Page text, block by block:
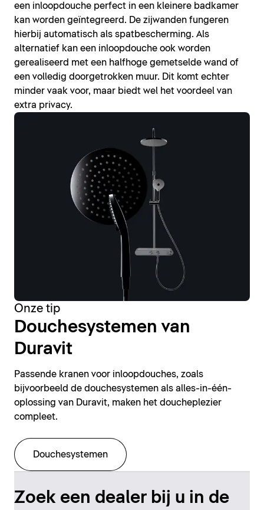
een inloopdouche perfect in een kleinere badkamer
kan worden geïntegreerd. De zijwanden fungeren
hierbij automatisch als spatbescherming. Als
alternatief kan een inloopdouche ook worden
gerealiseerd met een halfhoge gemetselde wand of
een volledig doorgetrokken muur. Dit komt echter
minder vaak voor, maar biedt wel het voordeel van
extra privacy.
Onze tip
Douchesystemen van
Duravit
Passende kranen voor inloopdouches, zoals
bijvoorbeeld de douchesystemen als alles-in-één-
oplossing van Duravit, maken het doucheplezier
compleet.
Douchesystemen
Zoek een dealer bij u in de